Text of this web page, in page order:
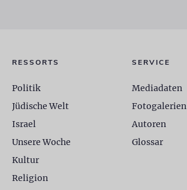
RESSORTS
Politik
Jüdische Welt
Israel
Unsere Woche
Kultur
Religion
SERVICE
Mediadaten
Fotogalerien
Autoren
Glossar